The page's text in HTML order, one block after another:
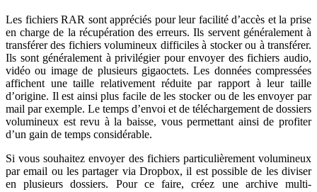
Les fichiers RAR sont appréciés pour leur facilité d’accès et la prise
en charge de la récupération des erreurs. Ils servent généralement à
transférer des fichiers volumineux difficiles à stocker ou à transférer.
Ils sont généralement à privilégier pour envoyer des fichiers audio,
vidéo ou image de plusieurs gigaoctets. Les données compressées
affichent une taille relativement réduite par rapport à leur taille
d’origine. Il est ainsi plus facile de les stocker ou de les envoyer par
mail par exemple. Le temps d’envoi et de téléchargement de dossiers
volumineux est revu à la baisse, vous permettant ainsi de profiter
d’un gain de temps considérable.
Si vous souhaitez envoyer des fichiers particulièrement volumineux
par email ou les partager via Dropbox, il est possible de les diviser
en plusieurs dossiers. Pour ce faire, créez une archive multi-